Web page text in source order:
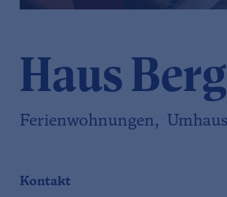
Haus
Ferienwohnungen,
Kontakt